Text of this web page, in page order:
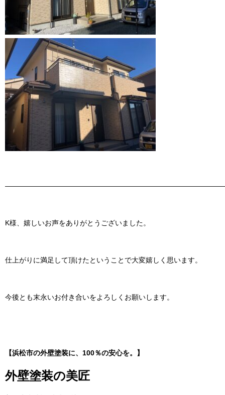
K様、嬉しいお声をありがとうございました。
仕上がりに満足して頂けたということで大変嬉しく思います。
今後とも末永いお付き合いをよろしくお願いします。
【浜松市の外壁塗装に、100％の安心を。】
外壁塗装の美匠